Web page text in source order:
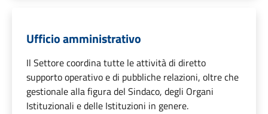
Ufficio amministrativo
Il Settore coordina tutte le attività di diretto
supporto operativo e di pubbliche relazioni, oltre che
gestionale alla figura del Sindaco, degli Organi
Istituzionali e delle Istituzioni in genere.